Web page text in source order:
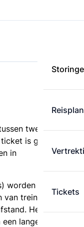
Tickets
twee
is gebaseerd
in
worden
van treintickets
Het is
langere route,